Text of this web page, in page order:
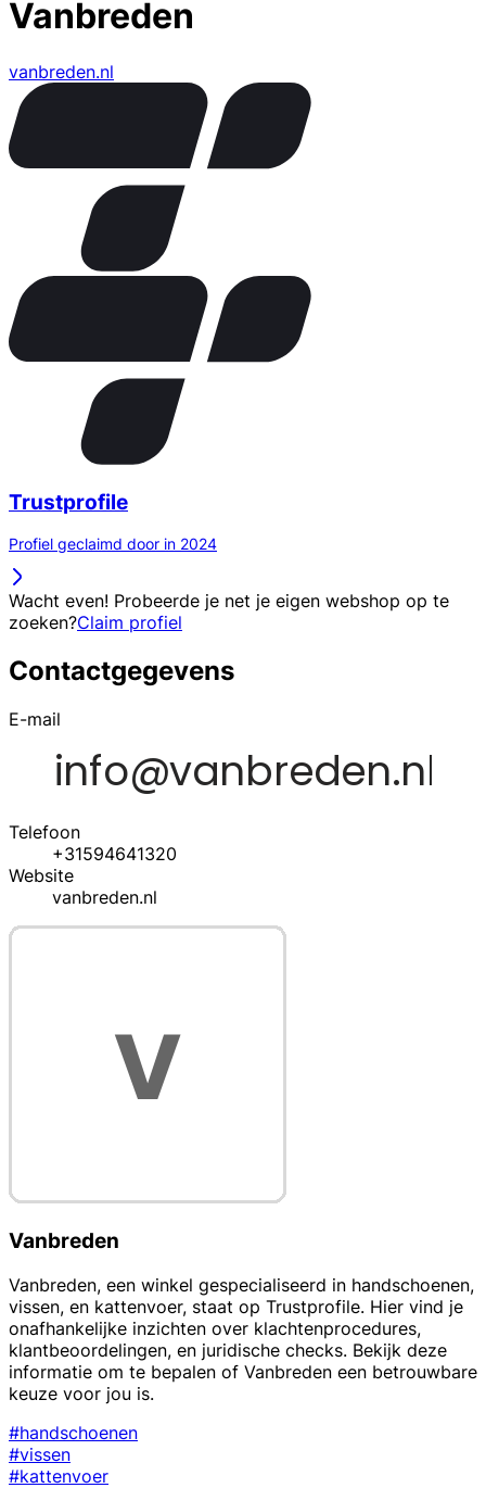
Vanbreden
vanbreden.nl
Trustprofile
Profiel geclaimd door in 2024
Wacht even! Probeerde je net je eigen webshop op te
zoeken?Claim profiel
Contactgegevens
E-mail
Telefoon
+31594641320
Website
vanbreden.nl
Vanbreden
Vanbreden, een winkel gespecialiseerd in handschoenen,
vissen, en kattenvoer, staat op Trustprofile. Hier vind je
onafhankelijke inzichten over klachtenprocedures,
klantbeoordelingen, en juridische checks. Bekijk deze
informatie om te bepalen of Vanbreden een betrouwbare
keuze voor jou is.
#handschoenen
#vissen
#kattenvoer